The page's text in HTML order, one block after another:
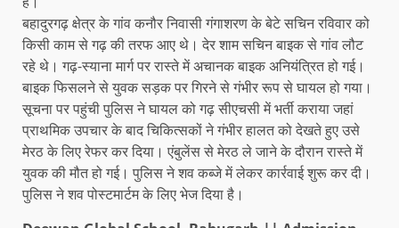
बहादुरगढ़ क्षेत्र के गांव कनौर निवासी गंगाशरण के बेटे सचिन रविवार को
किसी काम से गढ़ की तरफ आए थे। देर शाम सचिन बाइक से गांव लौट
रहे थे। गढ़-स्याना मार्ग पर रास्ते में अचानक बाइक अनियंत्रित हो गई।
बाइक फिसलने से युवक सड़क पर गिरने से गंभीर रूप से घायल हो गया।
सूचना पर पहुंची पुलिस ने घायल को गढ़ सीएचसी में भर्ती कराया जहां
प्राथमिक उपचार के बाद चिकित्सकों ने गंभीर हालत को देखते हुए उसे
मेरठ के लिए रेफर कर दिया। एंबुलेंस से मेरठ ले जाने के दौरान रास्ते में
युवक की मौत हो गई। पुलिस ने शव कब्जे में लेकर कार्रवाई शुरू कर दी।
पुलिस ने शव पोस्टमार्टम के लिए भेज दिया है।